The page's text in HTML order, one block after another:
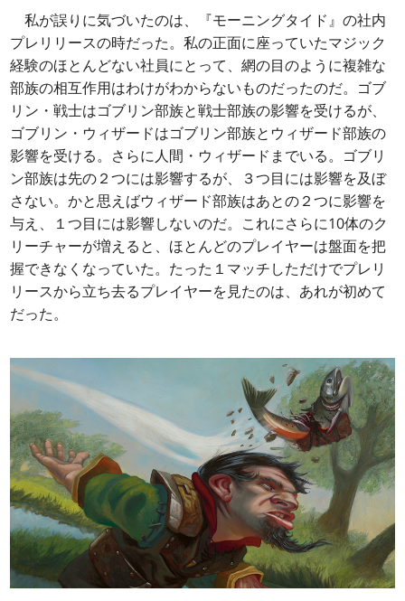
私が誤りに気づいたのは、『モーニングタイド』の社内
プレリリースの時だった。私の正面に座っていたマジック
経験のほとんどない社員にとって、網の目のように複雑な
部族の相互作用はわけがわからないものだったのだ。ゴブ
リン・戦士はゴブリン部族と戦士部族の影響を受けるが、
ゴブリン・ウィザードはゴブリン部族とウィザード部族の
影響を受ける。さらに人間・ウィザードまでいる。ゴブリ
ン部族は先の２つには影響するが、３つ目には影響を及ぼ
さない。かと思えばウィザード部族はあとの２つに影響を
与え、１つ目には影響しないのだ。これにさらに10体のク
リーチャーが増えると、ほとんどのプレイヤーは盤面を把
握できなくなっていた。たった１マッチしただけでプレリ
リースから立ち去るプレイヤーを見たのは、あれが初めて
だった。